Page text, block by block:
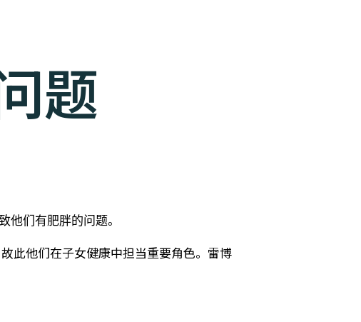
题
他们有肥胖的问题。
此他们在子女健康中担当重要角色。雷博